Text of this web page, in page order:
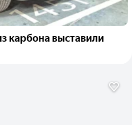
карбона выставили